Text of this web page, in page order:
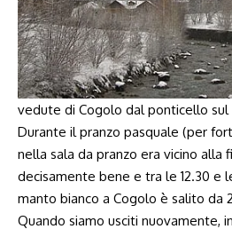
vedute di Cogolo dal ponticello sul
Durante il pranzo pasquale (per
nella sala da pranzo era vicino alla
decisamente bene e tra le 12.30 e
manto bianco a Cogolo è salito da
Quando siamo usciti nuovamente,